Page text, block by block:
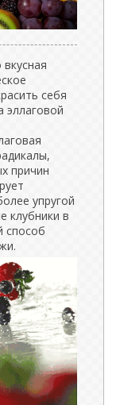
себя
эллаговой
причин
упругой
клубники в
способ